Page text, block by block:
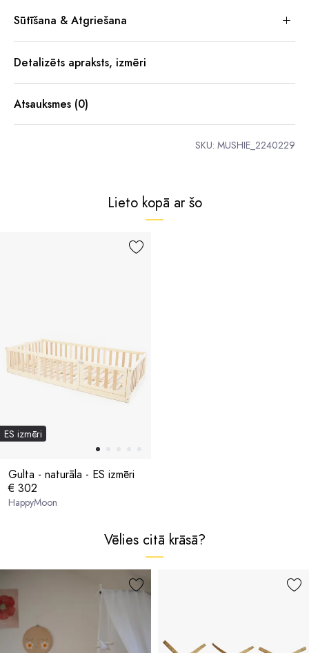
Sūtīšana & Atgriešana
Detalizēts apraksts, izmēri
Atsauksmes (0)
SKU: MUSHIE_2240229
Lieto kopā ar šo
ES izmēri
Gulta - naturāla - ES izmēri
€ 302
HappyMoon
Vēlies citā krāsā?